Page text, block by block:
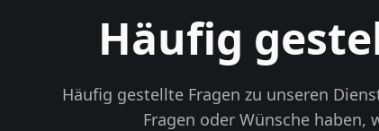
Häufig
Häufig gestellte Fragen zu unseren
Fragen oder Wünsche haben,